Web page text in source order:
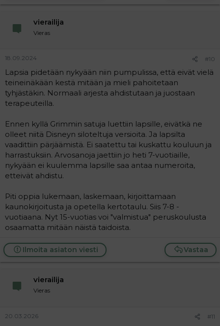
vierailija
Vieras
18.09.2024 #10
Lapsia pidetään nykyään niin pumpulissa, että eivät vielä
teineinäkään kestä mitään ja mieli pahoitetaan
tyhjästäkin. Normaali arjesta ahdistutaan ja juostaan
terapeuteilla.
Ennen kyllä Grimmin satuja luettiin lapsille, eivätkä ne
olleet niitä Disneyn siloteltuja versioita. Ja lapsilta
vaadittiin pärjäämistä. Ei saatettu tai kuskattu kouluun ja
harrastuksiin. Arvosanoja jaettiin jo heti 7-vuotiaille,
nykyään ei kuulemma lapsille saa antaa numeroita,
etteivät ahdistu.
Piti oppia lukemaan, laskemaan, kirjoittamaan
kaunokirjoitusta ja opetella kertotaulu. Siis 7-8 -
vuotiaana. Nyt 15-vuotias voi "valmistua" peruskoulusta
osaamatta mitään näistä taidoista.
Vastaa
Ilmoita asiaton viesti
vierailija
Vieras
20.03.2026 #11